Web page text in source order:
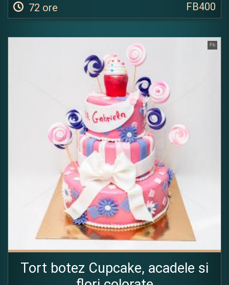
72 ore FB400
Fb
Tort botez Cupcake, acadele si